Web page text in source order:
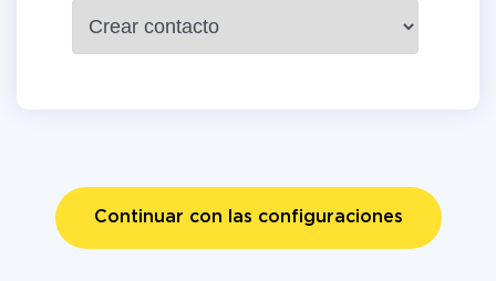
Continuar con las configuraciones